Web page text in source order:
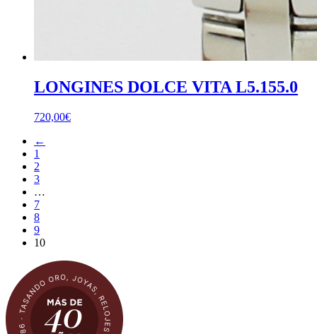
LONGINES DOLCE VITA L5.155.0
720,00€
←
1
2
3
…
7
8
9
10